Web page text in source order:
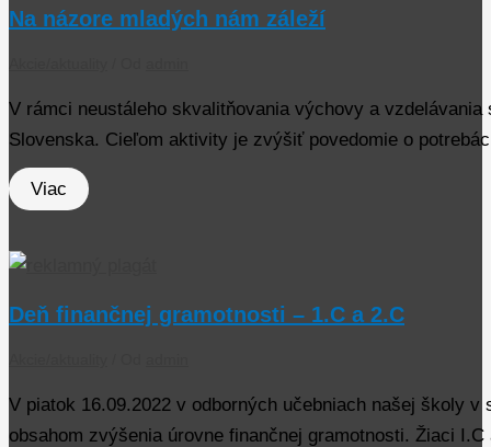
Na názore mladých nám záleží
V rámci neustáleho skvalitňovania výchovy a
Slovenska. Cieľom aktivity je zvýšiť povedomie o
Viac
Deň finančnej gramotnosti – 1.C a 2.C
V piatok 16.09.2022 v odborných učebniach našej školy
obsahom zvýšenia úrovne finančnej gramotnosti. Žiaci